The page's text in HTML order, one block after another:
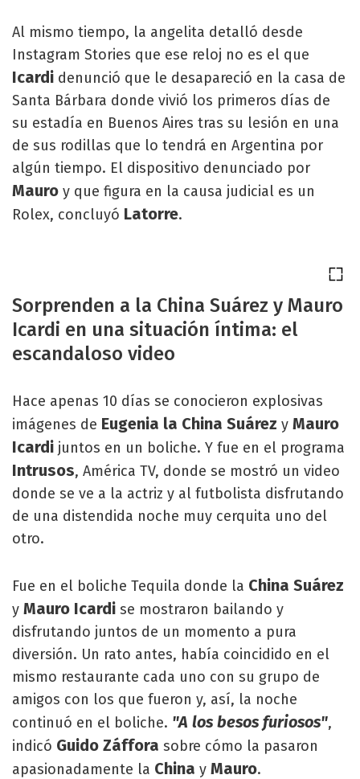
Al mismo tiempo, la angelita detalló desde
Instagram Stories que ese reloj no es el que
Icardi denunció que le desapareció en la casa de
Santa Bárbara donde vivió los primeros días de
su estadía en Buenos Aires tras su lesión en una
de sus rodillas que lo tendrá en Argentina por
algún tiempo. El dispositivo denunciado por
Mauro y que figura en la causa judicial es un
Rolex, concluyó Latorre.
Sorprenden a la China Suárez y Mauro
Icardi en una situación íntima: el
escandaloso video
Hace apenas 10 días se conocieron explosivas
imágenes de Eugenia la China Suárez y Mauro
Icardi juntos en un boliche. Y fue en el programa
Intrusos, América TV, donde se mostró un video
donde se ve a la actriz y al futbolista disfrutando
de una distendida noche muy cerquita uno del
otro.
Fue en el boliche Tequila donde la China Suárez
y Mauro Icardi se mostraron bailando y
disfrutando juntos de un momento a pura
diversión. Un rato antes, había coincidido en el
mismo restaurante cada uno con su grupo de
amigos con los que fueron y, así, la noche
continuó en el boliche. "A los besos furiosos",
indicó Guido Záffora sobre cómo la pasaron
apasionadamente la China y Mauro.